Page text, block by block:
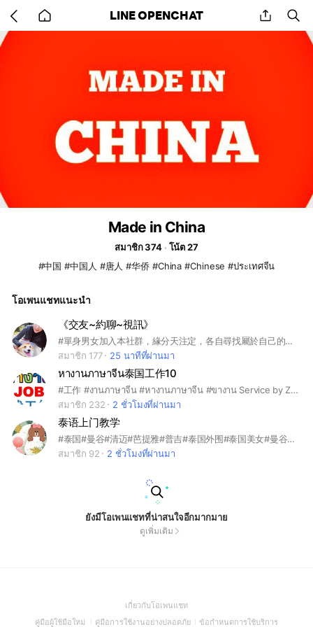
back
to
LINE OPENCHAT share
Made in China
สมาชิก 374
โน้ต 27
#中国 #中国人 #唐人 #华侨 #China #Chinese #ประเทศจีน
โอเพนแชทแนะนำ
《交友~約聊~視訊》
#單身男女加入本社群，緣分天注定，各自尋找屬於自己的另一半
สมาชิก 177
25 นาทีที่ผ่านมา
หางานภาษาจีน泰国工作10
#工作 #งานภาษาจีน #หางานภาษาจีน #ขางาน Service by Zhongtaiqin Human Resource Co., Ltd.
สมาชิก 232
2 ชั่วโมงที่ผ่านมา
泰语上门教学
#泰国#曼谷#清迈#芭提雅#普吉#泰国外围#泰国美女#曼谷外围#曼谷美女
สมาชิก 92
2 ชั่วโมงที่ผ่านมา
ยังมีโอเพนแชทที่น่าสนใจอีกมากมาย
ดูเพิ่มเติม
เกี่ยวกับโอเพนแชท(Open
in
คู่มือผู้ใช้มือใหม่ (Open
คู่มือการใช้งานอย่างปลอดภัย(Open
ข้อกำหนดการใช้บริการ(Open